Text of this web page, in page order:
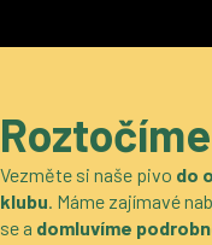
Vezměte si naše pivo do
klubu. Máme zajímavé
se a domluvíme